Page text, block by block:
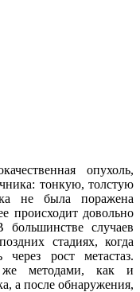
опухоль,
тонкую, толстую
не была поражена
происходит довольно
случаев
стадиях, когда
через рост метастаз.
же методами, как и
а после обнаружения,